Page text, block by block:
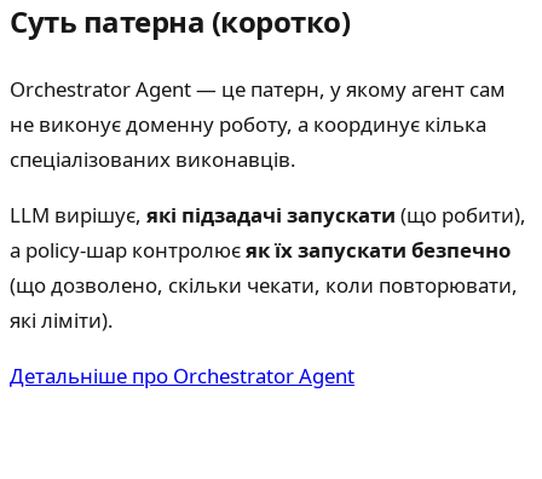
Суть патерна (коротко)
Orchestrator Agent — це патерн, у якому агент сам
не виконує доменну роботу, а координує кілька
спеціалізованих виконавців.
LLM вирішує, які підзадачі запускати (що робити),
а policy-шар контролюєяк їх запускати безпечно
(що дозволено, скільки чекати, коли повторювати,
які ліміти).
Детальніше про Orchestrator Agent